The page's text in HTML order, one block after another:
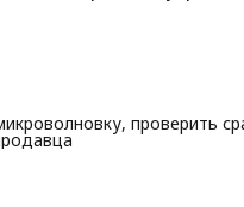
проверить